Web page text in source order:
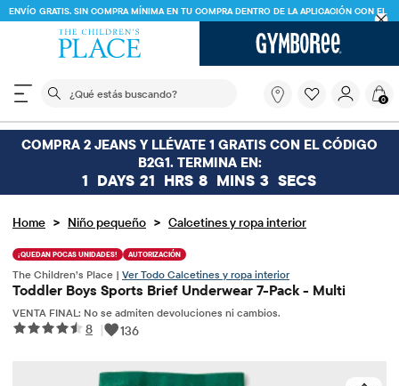
ENVÍO GRATIS. SIN COMPRA MÍNIMA EN TU COMPRA DENTRO DE LA APLICACIÓN CON EL
CÓDIGO
El siguiente campo de búsqueda filtra las
buscando?
0
COMPRA 2 JEANS Y LLÉVATE 1 GRATIS CON EL CÓDIGO
B2G1. TERMINA EN:
1 DAYS 21 HRS 8 MINS 3 SECS
Home > Niño pequeño > Calcetines y ropa interior
¡QUEDAN POCAS UNIDADES! AUTORIZACIÓN
The Children’s Place | Ver Todo Calcetines y ropa interior
Toddler Boys Sports Brief Underwear 7-Pack - Multi
VENTA FINAL: No se admiten devoluciones ni cambios.
8 | 136